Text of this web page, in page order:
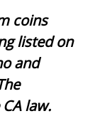
coins
listed on
and
law.